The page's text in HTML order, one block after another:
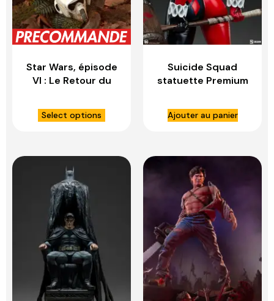
Star Wars, épisode
VI : Le Retour du
Premium Format
Wicket – SIDESHOW
Select options
Suicide Squad
statuette Premium
Quinn – SIDESHOW
COLLECTIBLES
Ajouter au panier